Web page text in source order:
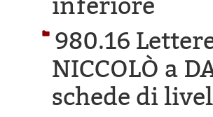
inferiore
980.16
NICCOLÒ a
schede di